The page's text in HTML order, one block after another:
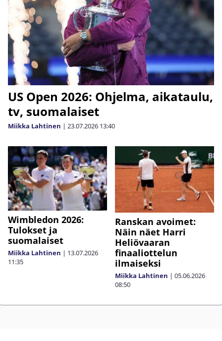
US Open 2026: Ohjelma, aikataulu,
tv, suomalaiset
Miikka Lahtinen | 23.07.2026 13:40
Wimbledon 2026:
Tulokset ja
suomalaiset
Miikka Lahtinen | 13.07.2026
11:35
Ranskan avoimet:
Näin näet Harri
Heliövaaran
finaaliottelun
ilmaiseksi
Miikka Lahtinen | 05.06.2026
08:50